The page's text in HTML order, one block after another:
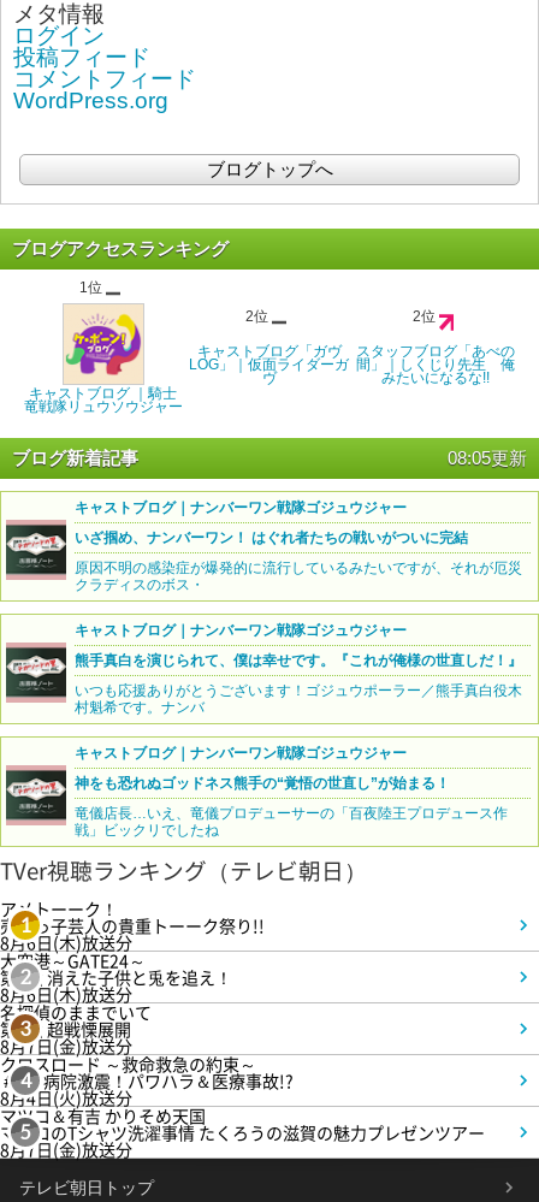
メタ情報
ログイン
投稿フィード
コメントフィード
WordPress.org
ブログトップへ
ブログアクセスランキング
1位
キャストブログ ｜騎士
竜戦隊リュウソウジャー
2位
キャストブログ「ガヴ
LOG」｜仮面ライダーガ
ヴ
2位
スタッフブログ「あべの
間」｜しくじり先生 俺
みたいになるな!!
ブログ新着記事 08:05更新
キャストブログ｜ナンバーワン戦隊ゴジュウジャー
いざ掴め、ナンバーワン！ はぐれ者たちの戦いがついに完結
原因不明の感染症が爆発的に流行しているみたいですが、それが厄災
クラディスのボス・
キャストブログ｜ナンバーワン戦隊ゴジュウジャー
熊手真白を演じられて、僕は幸せです。『これが俺様の世直しだ！』
いつも応援ありがとうございます！ゴジュウポーラー／熊手真白役木
村魁希です。ナンバ
キャストブログ｜ナンバーワン戦隊ゴジュウジャー
神をも恐れぬゴッドネス熊手の“覚悟の世直し”が始まる！
竜儀店長…いえ、竜儀プロデューサーの「百夜陸王プロデュース作
戦」ビックリでしたね
TVer視聴ランキング（テレビ朝日）
1
アメトーーク！
売れっ子芸人の貴重トーーク祭り!!
8月6日(木)放送分
2
大空港～GATE24～
第3話 消えた子供と兎を追え！
8月6日(木)放送分
3
名探偵のままでいて
第4話 超戦慄展開
8月7日(金)放送分
4
クロスロード ～救命救急の約束～
＃5 病院激震！パワハラ＆医療事故!?
8月4日(火)放送分
5
マツコ＆有吉 かりそめ天国
マツコのTシャツ洗濯事情 たくろうの滋賀の魅力プレゼンツアー
8月7日(金)放送分
テレビ朝日トップ